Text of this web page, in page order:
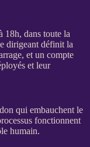
18h, dans toute la
dirigeant définit la
et un compte
et leur
qui embauchent le
fonctionnent
humain.